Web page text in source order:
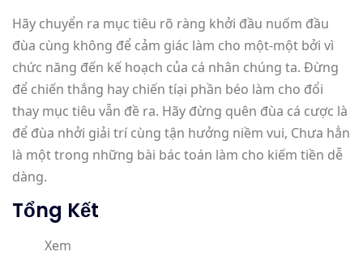
Hãy chuyển ra mục tiêu rõ ràng khởi đầu nuốm đầu
đùa cùng không để cảm giác làm cho một-một bởi vì
chức năng đến kế hoạch của cá nhân chúng ta. Đừng
để chiến thắng hay chiến tíại phần béo làm cho đổi
thay mục tiêu vẫn đề ra. Hãy đừng quên đùa cá cược là
để đùa nhởi giải trí cùng tận hưởng niềm vui, Chưa hẳn
là một trong những bài bác toán làm cho kiếm tiền dễ
dàng.
Tổng Kết
Xem